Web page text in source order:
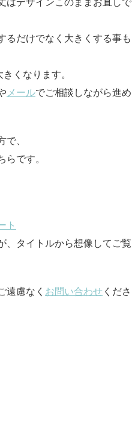
はデザインこのままお直しで
るだけでなく大きくする事も
くなります。
メールでご相談しながら進め
で、
らです。
ト
、タイトルから想像してご覧
遠慮なく お問い合わせ くださ